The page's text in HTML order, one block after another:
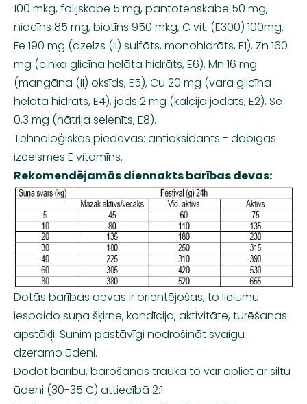
100 mkg, folijskābe 5 mg, pantotenskābe 50 mg,
niacīns 85 mg, biotīns 950 mkg, C vit. (E300) 100mg,
Fe 190 mg (dzelzs (II) sulfāts, monohidrāts, E1), Zn 160
mg (cinka glicīna helāta hidrāts, E6), Mn 16 mg
(mangāna (II) oksīds, E5), Cu 20 mg (vara glicīna
helāta hidrāts, E4), jods 2 mg (kalcija jodāts, E2), Se
0,3 mg (nātrija selenīts, E8).
Tehnoloģiskās piedevas: antioksidants - dabīgas
izcelsmes E vitamīns.
Rekomendējamās diennakts barības devas:
Dotās barības devas ir orientējošas, to lielumu
iespaido suņa šķirne, kondīcija, aktivitāte, turēšanas
apstākļi. Sunim pastāvīgi nodrošināt svaigu
dzeramo ūdeni.
Dodot barību, barošanas traukā to var apliet ar siltu
ūdeni (30-35 C) attiecībā 2:1